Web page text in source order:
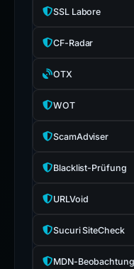
SSL Labore
CF-Radar
OTX
WOT
ScamAdviser
Blacklist-Prüfung
URLVoid
Sucuri SiteCheck
MDN-